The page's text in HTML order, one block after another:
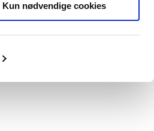
Kun nødvendige cookies
Print Forstør tekst